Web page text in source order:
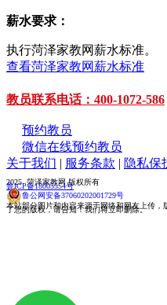
薪水要求：
执行菏泽家教网薪水标准。
查看菏泽家教网薪水标准
教员联系电话：400-1072-586
预约教员
微信在线预约教员
关于我们 | 服务条款 | 隐私保
2025 菏泽家教网 版权所有
鲁ICP备18005554号
鲁公网安备37060202001729号
本站部分图片和内容来源于网络和网友上传
了您的版权，请告知！我们将立即删除。